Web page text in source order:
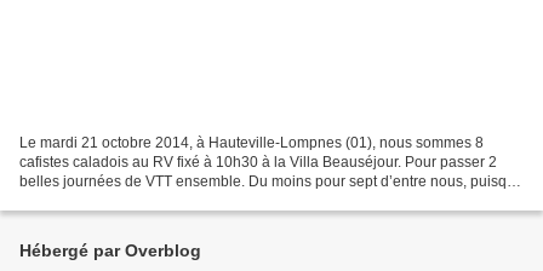
Le mardi 21 octobre 2014, à Hauteville-Lompnes (01), nous sommes 8
cafistes caladois au RV fixé à 10h30 à la Villa Beauséjour. Pour passer 2
belles journées de VTT ensemble. Du moins pour sept d’entre nous, puisque
Hébergé par Overblog